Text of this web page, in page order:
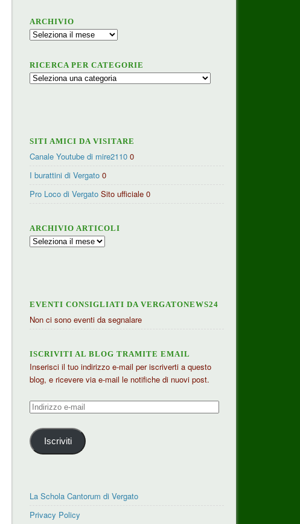
ARCHIVIO
Archivio
RICERCA PER CATEGORIE
Ricerca
SITI AMICI DA VISITARE
Canale Youtube di mire2110 0
I burattini di Vergato 0
Pro Loco di Vergato Sito ufficiale 0
ARCHIVIO ARTICOLI
Archivio
EVENTI CONSIGLIATI DA VERGATONEWS24
Non ci sono eventi da segnalare
ISCRIVITI AL BLOG TRAMITE EMAIL
Inserisci il tuo indirizzo e-mail per iscriverti a questo
blog, e ricevere via e-mail le notifiche di nuovi post.
Indirizzo
mail
Iscriviti
La Schola Cantorum di Vergato
Privacy Policy